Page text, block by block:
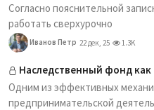
Согласно пояснительной
работать сверхурочно
Иванов Петр 22 дек, 25 1.3K
Наследственный фонд как
Одним из эффективных
предпринимательской